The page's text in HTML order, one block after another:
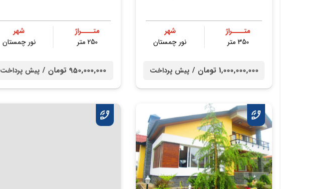
متــــراژ
350 متر
شهر
نور چمستان
1,000,000,000 تومان / پیش پرداخت
متــــراژ
250 متر
شهر
نور چمستان
950,000,000 تومان / پیش پرداخت